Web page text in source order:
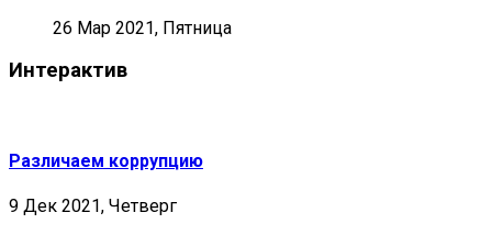
26 Мар 2021, Пятница
Интерактив
Различаем коррупцию
9 Дек 2021, Четверг